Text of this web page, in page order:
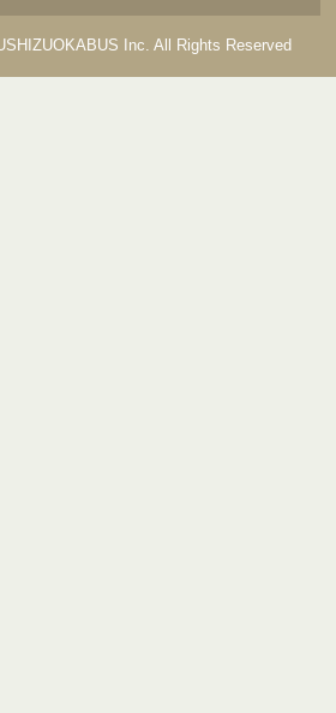
Inc. All Rights Reserved